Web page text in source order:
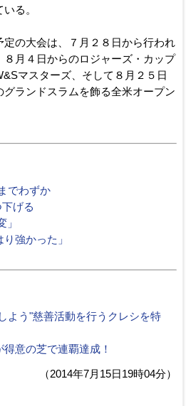
る。
の大会は、７月２８日から行われ
８月４日からのロジャーズ・カップ
マスターズ、そして８月２５日
ランドスラムを飾る全米オープン
でわずか
げる
」
強かった」
よう"慈善活動を行うクレシを特
意の芝で連覇達成！
（2014年7月15日19時04分）